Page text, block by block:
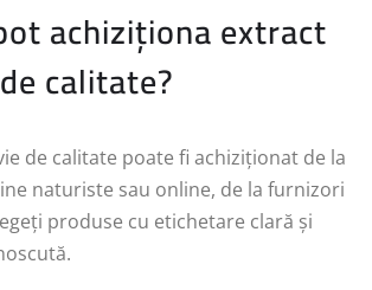
achiziționa extract
calitate?
de calitate poate fi achiziționat de la
naturiste sau online, de la furnizori
produse cu etichetare clară și